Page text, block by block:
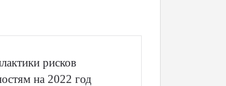
рисков
на 2022 год